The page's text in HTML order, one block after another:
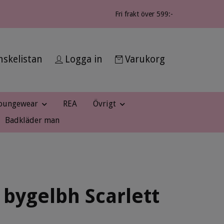
Fri frakt över 599:-
Logga in Varukorg
REA
Övrigt
Badkläder man
Scarlett